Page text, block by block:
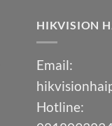
HIKVISION
Email:
Hotline: